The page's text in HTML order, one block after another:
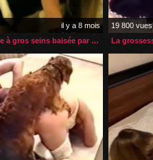
il y a 8 mois
Amatrice mature à gros seins baisée par son chien
19 800 vues